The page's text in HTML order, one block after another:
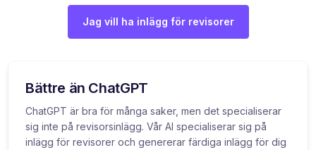
Jag vill ha inlägg för revisorer
Bättre än ChatGPT
ChatGPT är bra för många saker, men det specialiserar
sig inte på revisorsinlägg. Vår AI specialiserar sig på
inlägg för revisorer och genererar färdiga inlägg för dig